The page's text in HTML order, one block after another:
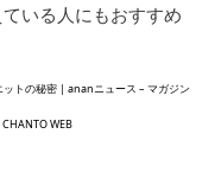
いる人にもおすすめ
トの秘密 | ananニュース – マガジン
WEB